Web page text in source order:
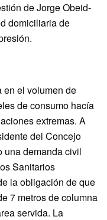
de Jorge Obeid-
domiciliaria de
en el volumen de
de consumo hacía
extremas. A
del Concejo
una demanda civil
Sanitarios
la obligación de que
7 metros de columna
servida. La